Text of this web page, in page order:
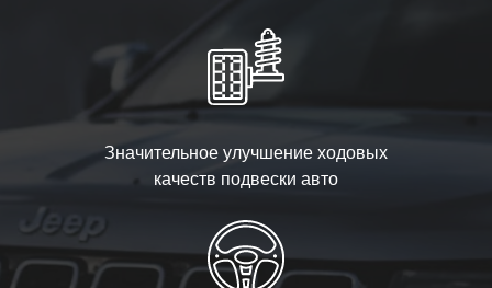
Значительное улучшение ходовых
качеств подвески авто